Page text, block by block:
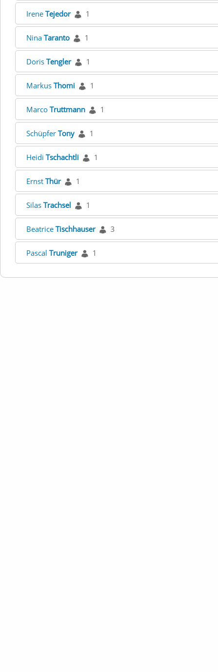
Irene Tejedor 1
Nina Taranto 1
Doris Tengler 1
Markus Thomi 1
Marco Truttmann 1
Schüpfer Tony 1
Heidi Tschachtli 1
Ernst Thür 1
Silas Trachsel 1
Beatrice Tischhauser 3
Pascal Truniger 1